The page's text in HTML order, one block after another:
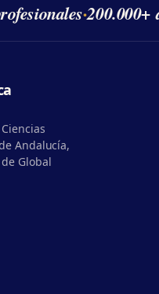
·200.000+
Andalucía,
Global